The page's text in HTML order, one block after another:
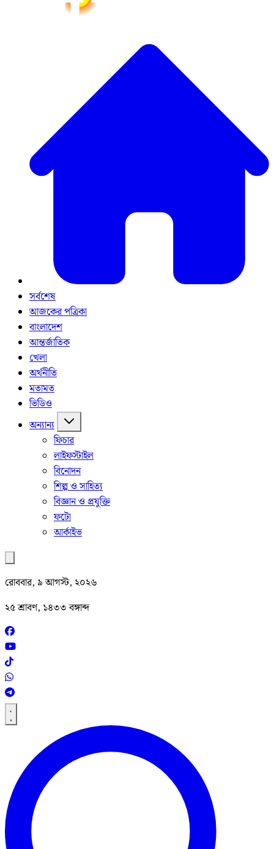
সর্বশেষ
আজকের পত্রিকা
বাংলাদেশ
আন্তর্জাতিক
খেলা
অর্থনীতি
মতামত
ভিডিও
অন্যান্য
ফিচার
লাইফস্টাইল
বিনোদন
শিল্প ও সাহিত্য
বিজ্ঞান ও প্রযুক্তি
ফটো
আর্কাইভ
রোববার, ৯ আগস্ট, ২০২৬
২৫ শ্রাবণ, ১৪৩৩ বঙ্গাব্দ